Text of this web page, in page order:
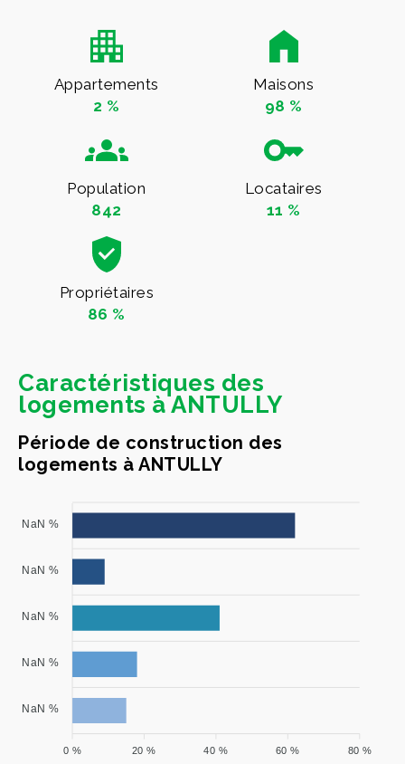
Appartements
2 %
Maisons
98 %
Population
842
Locataires
11 %
Propriétaires
86 %
Caractéristiques des
logements à ANTULLY
Période de construction des
logements à ANTULLY
NaN %
NaN %
NaN %
NaN %
NaN %
80 %
60 %
40 %
20 %
0 %